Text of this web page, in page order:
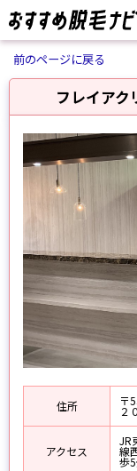
前のページに戻る
フレイアク
住所 〒
２
アクセス
JR
線
歩